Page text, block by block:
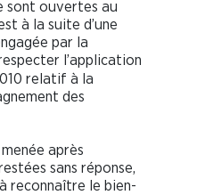
sont ouvertes au
à la suite d’une
par la
l’application
relatif à la
des
après
sans réponse,
reconnaître le bien-